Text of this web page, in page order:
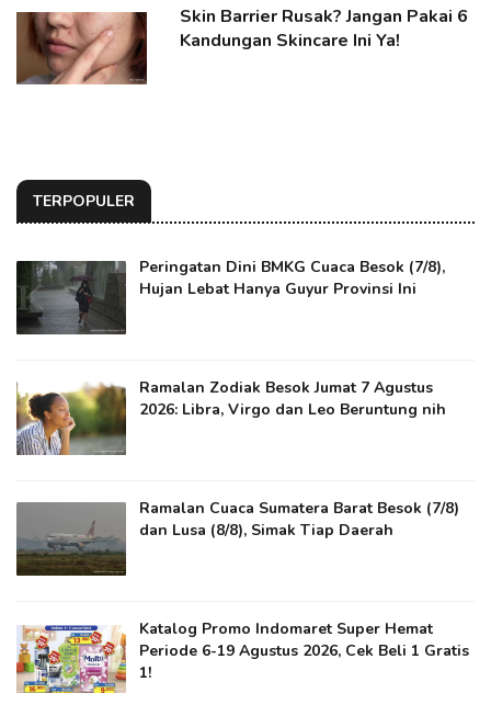
Skin Barrier Rusak? Jangan Pakai 6
Kandungan Skincare Ini Ya!
TERPOPULER
Peringatan Dini BMKG Cuaca Besok (7/8),
Hujan Lebat Hanya Guyur Provinsi Ini
Ramalan Zodiak Besok Jumat 7 Agustus
2026: Libra, Virgo dan Leo Beruntung nih
Ramalan Cuaca Sumatera Barat Besok (7/8)
dan Lusa (8/8), Simak Tiap Daerah
Katalog Promo Indomaret Super Hemat
Periode 6-19 Agustus 2026, Cek Beli 1 Gratis
1!